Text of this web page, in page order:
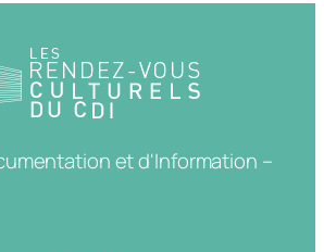
et d'Information –